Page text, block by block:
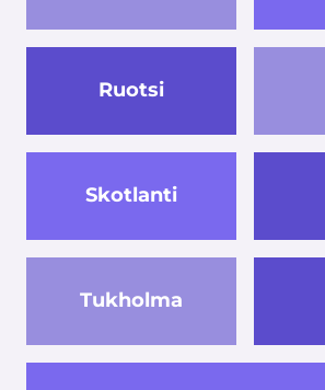
Ruotsi
Skotlanti
Tukholma